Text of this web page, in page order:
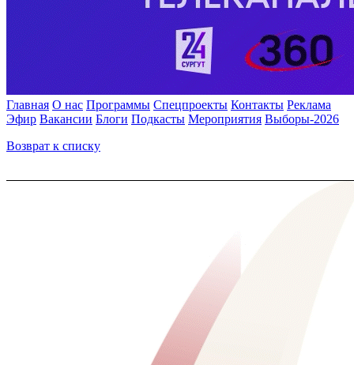
Главная О нас Программы Спецпроекты Контакты Реклама
Эфир Вакансии Блоги Подкасты Мероприятия Выборы-2026
Возврат к списку